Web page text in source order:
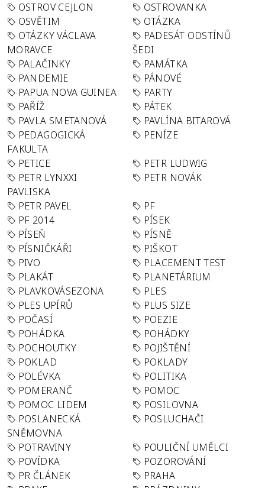
OSTROV CEJLON
OSTROVANKA
OSVĚTIM
OTÁZKA
OTÁZKY VÁCLAVA
MORAVCE
PADESÁT ODSTÍNŮ
ŠEDI
PALAČINKY
PAMÁTKA
PANDEMIE
PÁNOVÉ
PAPUA NOVA GUINEA
PARTY
PAŘÍŽ
PÁTEK
PAVLA SMETANOVÁ
PAVLÍNA BITAROVÁ
PEDAGOGICKÁ
FAKULTA
PENÍZE
PETICE
PETR LUDWIG
PETR LYNXXI
PAVLISKA
PETR NOVÁK
PETR PAVEL
PF
PF 2014
PÍSEK
PÍSEŇ
PÍSNĚ
PÍSNIČKÁŘI
PIŠKOT
PIVO
PLACEMENT TEST
PLAKÁT
PLANETÁRIUM
PLAVKOVÁSEZONA
PLES
PLES UPÍRŮ
PLUS SIZE
POČASÍ
POEZIE
POHÁDKA
POHÁDKY
POCHOUTKY
POJIŠTĚNÍ
POKLAD
POKLADY
POLÉVKA
POLITIKA
POMERANČ
POMOC
POMOC LIDEM
POSILOVNA
POSLANECKÁ
SNĚMOVNA
POSLUCHAČI
POTRAVINY
POULIČNÍ UMĚLCI
POVÍDKA
POZOROVÁNÍ
PR ČLÁNEK
PRAHA